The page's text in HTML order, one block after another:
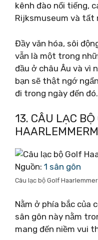
kênh đào nổi tiếng,
Rijksmuseum và tất
Đầy văn hóa, sôi
vẫn là một trong
đầu ở châu Âu và vì
bạn sẽ thật ngớ
đi trong ngày đến đó.
13. CÂU LẠC BỘ
Nguồn: 1 sân gôn
Câu lạc bộ Golf
Nằm ở phía bắc của
sân gôn này nằm
mang đến niềm vui